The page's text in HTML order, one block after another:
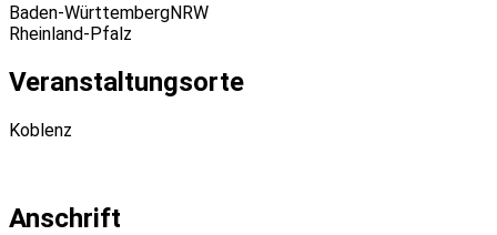
Baden-Württemberg
Rheinland-Pfalz
NRW
Veranstaltungsorte
Koblenz
Anschrift